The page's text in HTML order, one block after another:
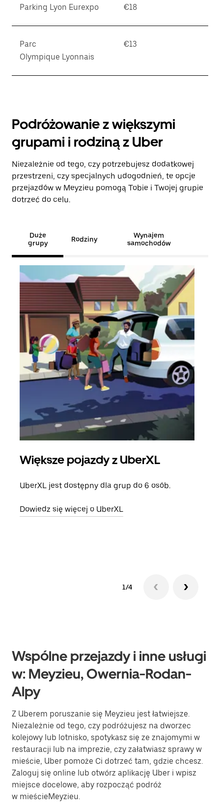
Parking Lyon Eurexpo €18
Parc
Olympique Lyonnais
€13
Podróżowanie z większymi
grupami i rodziną z Uber
Niezależnie od tego, czy potrzebujesz dodatkowej
przestrzeni, czy specjalnych udogodnień, te opcje
przejazdów w Meyzieu pomogą Tobie i Twojej grupie
dotrzeć do celu.
Duże
grupy
Rodziny
Wynajem
samochodów
Większe pojazdy z UberXL
UberXL jest dostępny dla grup do 6 osób.
Dowiedz się więcej o UberXL
1/4
Wspólne przejazdy i inne usługi
w: Meyzieu, Owernia-Rodan-
Alpy
Z Uberem poruszanie się Meyzieu jest łatwiejsze.
Niezależnie od tego, czy podróżujesz na dworzec
kolejowy lub lotnisko, spotykasz się ze znajomymi w
restauracji lub na imprezie, czy załatwiasz sprawy w
mieście, Uber pomoże Ci dotrzeć tam, gdzie chcesz.
Zaloguj się online lub otwórz aplikację Uber i wpisz
miejsce docelowe, aby rozpocząć podróż
w mieścieMeyzieu.